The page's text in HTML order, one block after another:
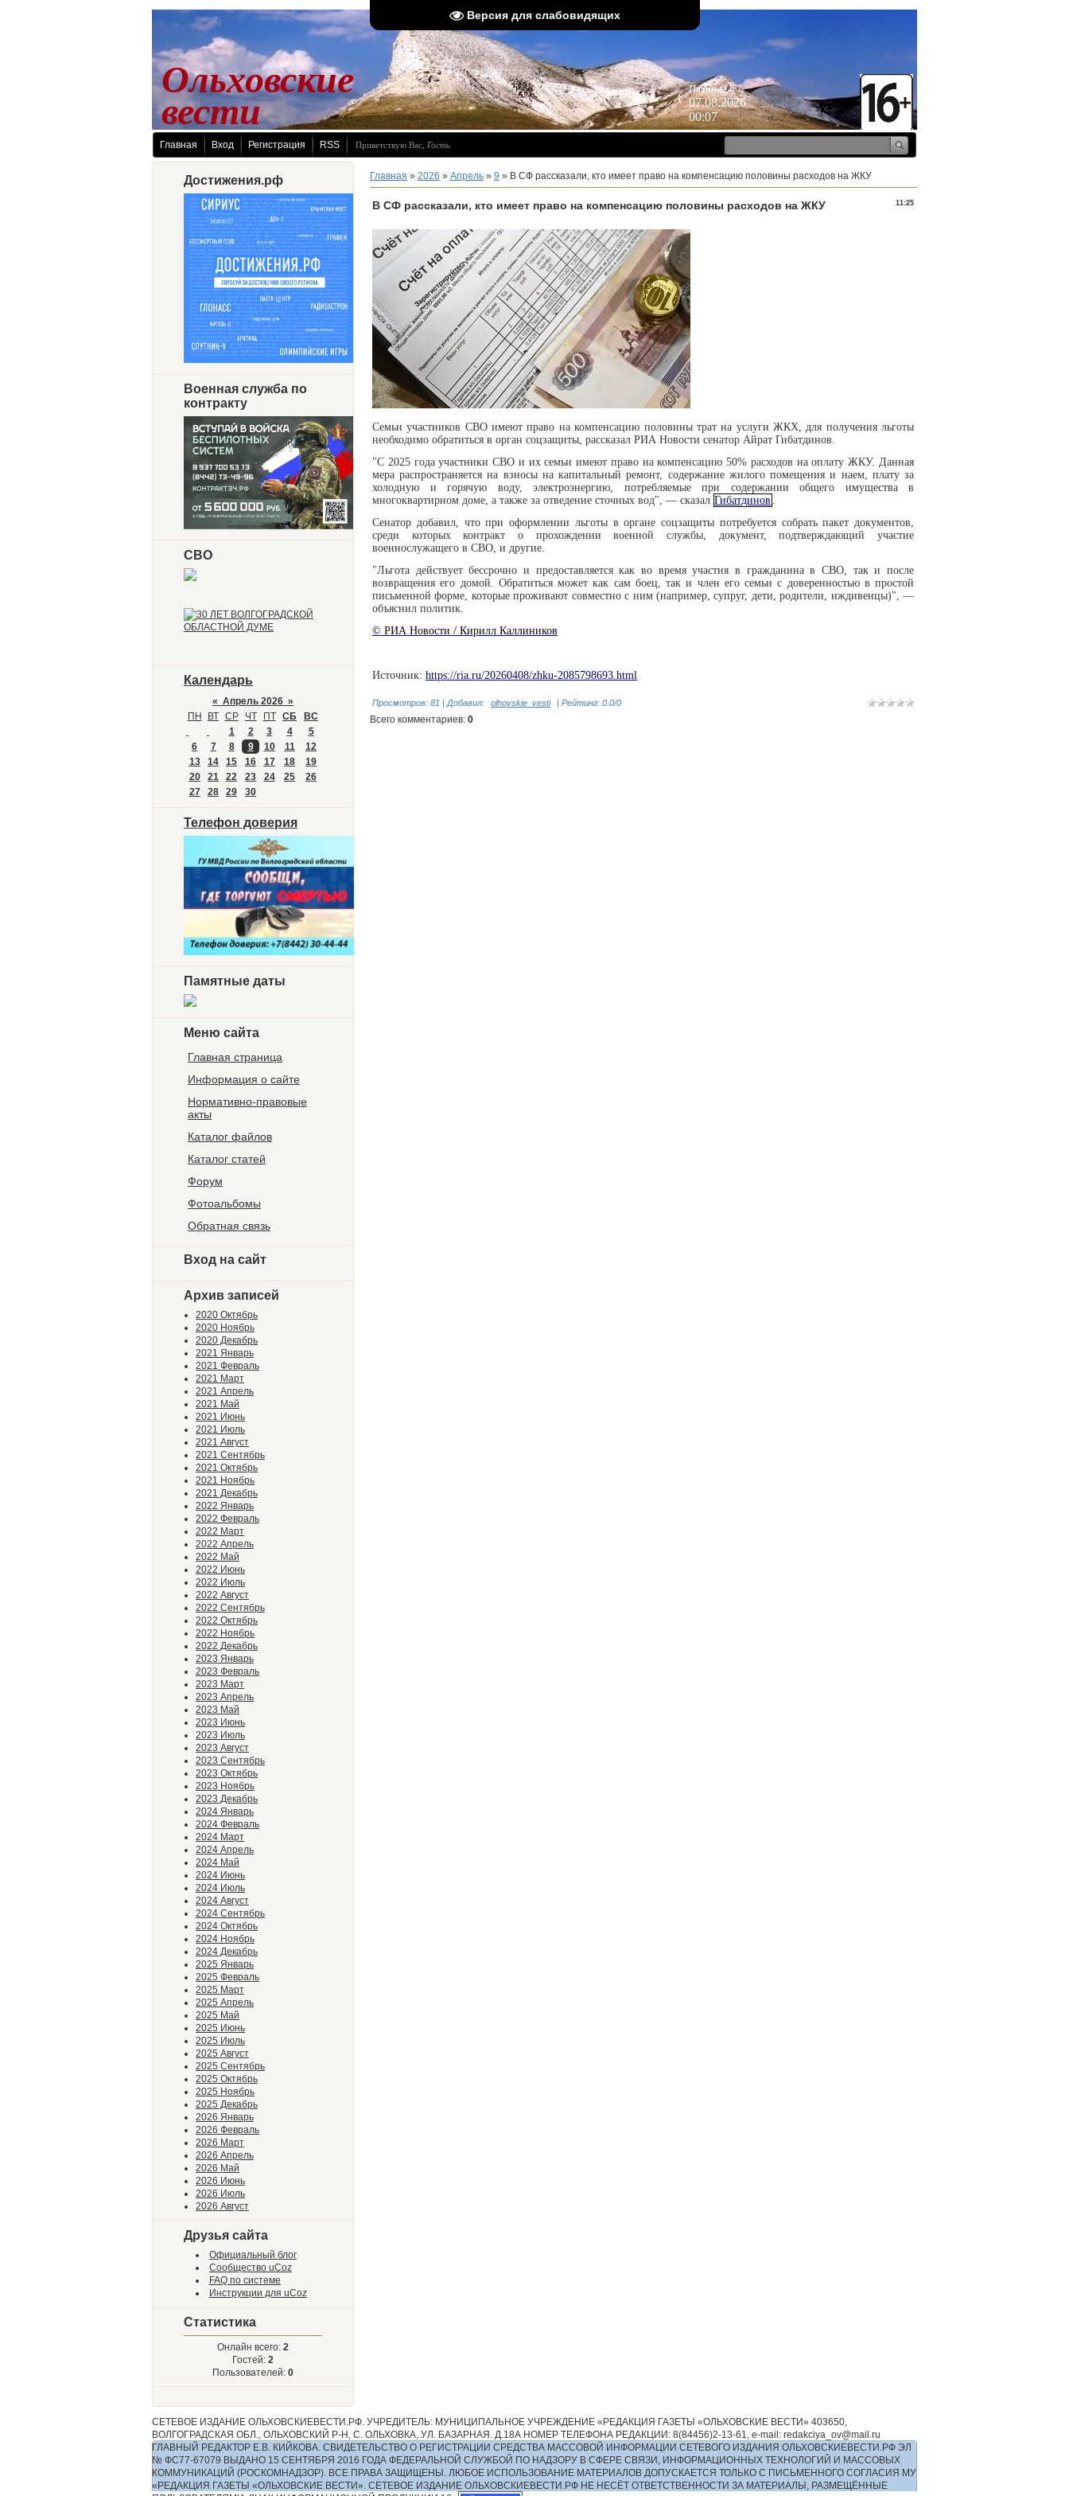
Версия для слабовидящих
Пятница
07.08.2026
00:07
Ольховские
вести
Главная Вход Регистрация RSS Приветствую Вас Гость
Достижения.рф
Военная служба по
контракту
СВО
Календарь
« Апрель 2026 »
ПН
ВТ СР ЧТ ПТ СБ
ВС
1
2 3 4
5
6
7 8 9 10 11
12
13
14 15 16 17 18
19
20
21 22 23 24 25
26
27
28 29 30
Телефон доверия
Памятные даты
Меню сайта
Главная страница
Информация о сайте
Нормативно-правовые
акты
Каталог файлов
Каталог статей
Форум
Фотоальбомы
Обратная связь
Вход на сайт
Архив записей
2020 Октябрь
2020 Ноябрь
2020 Декабрь
2021 Январь
2021 Февраль
2021 Март
2021 Апрель
2021 Май
2021 Июнь
2021 Июль
2021 Август
2021 Сентябрь
2021 Октябрь
2021 Ноябрь
2021 Декабрь
2022 Январь
2022 Февраль
2022 Март
2022 Апрель
2022 Май
2022 Июнь
2022 Июль
2022 Август
2022 Сентябрь
2022 Октябрь
2022 Ноябрь
2022 Декабрь
2023 Январь
2023 Февраль
2023 Март
2023 Апрель
2023 Май
2023 Июнь
2023 Июль
2023 Август
2023 Сентябрь
2023 Октябрь
2023 Ноябрь
2023 Декабрь
2024 Январь
2024 Февраль
2024 Март
2024 Апрель
2024 Май
2024 Июнь
2024 Июль
2024 Август
2024 Сентябрь
2024 Октябрь
2024 Ноябрь
2024 Декабрь
2025 Январь
2025 Февраль
2025 Март
2025 Апрель
2025 Май
2025 Июнь
2025 Июль
2025 Август
2025 Сентябрь
2025 Октябрь
2025 Ноябрь
2025 Декабрь
2026 Январь
2026 Февраль
2026 Март
2026 Апрель
2026 Май
2026 Июнь
2026 Июль
2026 Август
Друзья сайта
Официальный блог
Сообщество uCoz
FAQ по системе
Инструкции для uCoz
Статистика
Онлайн всего: 2
Гостей: 2
Пользователей: 0
Главная » 2026 » Апрель » 9 » В СФ рассказали, кто имеет право на компенсацию половины расходов на ЖКУ
11:25
В СФ рассказали, кто имеет право на компенсацию половины расходов на ЖКУ
Семьи участников СВО имеют право на компенсацию половины трат на услуги ЖКХ, для получения льготы
необходимо обратиться в орган соцзащиты, рассказал РИА Новости сенатор Айрат Гибатдинов.
"С 2025 года участники СВО и их семьи имеют право на компенсацию 50% расходов на оплату ЖКУ. Данная
мера распространяется на взносы на капитальный ремонт, содержание жилого помещения и наем, плату за
холодную и горячую воду, электроэнергию, потребляемые при содержании общего имущества в
многоквартирном доме, а также за отведение сточных вод", — сказал Гибатдинов .
Сенатор добавил, что при оформлении льготы в органе соцзащиты потребуется собрать пакет документов,
среди которых контракт о прохождении военной службы, документ, подтверждающий участие
военнослужащего в СВО, и другие.
"Льгота действует бессрочно и предоставляется как во время участия в гражданина в СВО, так и после
возвращения его домой. Обратиться может как сам боец, так и член его семьи с доверенностью в простой
письменной форме, которые проживают совместно с ним (например, супруг, дети, родители, иждивенцы)", —
объяснил политик.
© РИА Новости / Кирилл Каллиников
Источник: https://ria.ru/20260408/zhku-2085798693.html
Просмотров: 81 | Добавил: olhovskie_vesti | Рейтинг: 0.0/0
Всего комментариев: 0
СЕТЕВОЕ ИЗДАНИЕ ОЛЬХОВСКИЕВЕСТИ.РФ. УЧРЕДИТЕЛЬ: МУНИЦИПАЛЬНОЕ УЧРЕЖДЕНИЕ «РЕДАКЦИЯ ГАЗЕТЫ «ОЛЬХОВСКИЕ ВЕСТИ» 403650,
ВОЛГОГРАДСКАЯ ОБЛ., ОЛЬХОВСКИЙ Р-Н, С. ОЛЬХОВКА, УЛ. БАЗАРНАЯ. Д.18А НОМЕР ТЕЛЕФОНА РЕДАКЦИИ: 8(84456)2-13-61, e-mail: redakciya_ov@mail.ru
ГЛАВНЫЙ РЕДАКТОР Е.В. КИЙКОВА. СВИДЕТЕЛЬСТВО О РЕГИСТРАЦИИ СРЕДСТВА МАССОВОЙ ИНФОРМАЦИИ СЕТЕВОГО ИЗДАНИЯ ОЛЬХОВСКИЕВЕСТИ.РФ ЭЛ
№ ФС77-67079 ВЫДАНО 15 СЕНТЯБРЯ 2016 ГОДА ФЕДЕРАЛЬНОЙ СЛУЖБОЙ ПО НАДЗОРУ В СФЕРЕ СВЯЗИ, ИНФОРМАЦИОННЫХ ТЕХНОЛОГИЙ И МАССОВЫХ
КОММУНИКАЦИЙ (РОСКОМНАДЗОР). ВСЕ ПРАВА ЗАЩИЩЕНЫ. ЛЮБОЕ ИСПОЛЬЗОВАНИЕ МАТЕРИАЛОВ ДОПУСКАЕТСЯ ТОЛЬКО С ПИСЬМЕННОГО СОГЛАСИЯ МУ
«РЕДАКЦИЯ ГАЗЕТЫ «ОЛЬХОВСКИЕ ВЕСТИ». СЕТЕВОЕ ИЗДАНИЕ ОЛЬХОВСКИЕВЕСТИ.РФ НЕ НЕСЁТ ОТВЕТСТВЕННОСТИ ЗА МАТЕРИАЛЫ, РАЗМЕЩЁННЫЕ